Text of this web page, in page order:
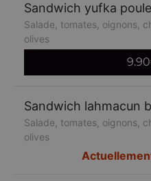
Sandwich yufka
Salade, tomates, oignons,
olives
9.90
Sandwich lahmacun
Salade, tomates, oignons,
olives